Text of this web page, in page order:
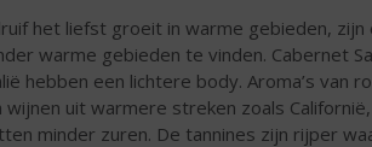
het liefst groeit in warme gebieden,
warme gebieden te vinden. Cabernet
hebben een lichtere body. Aroma’s van
uit warmere streken zoals
minder zuren. De tannines zijn rijper